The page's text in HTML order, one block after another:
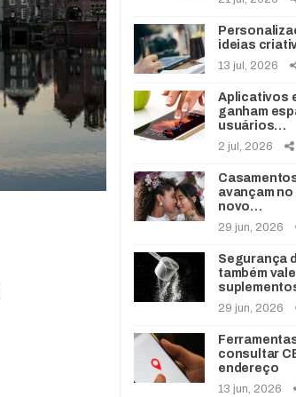
ideias
13 jul, 2026
Aplicativos
ganham
usuários…
2 jul, 2026
avançam
novo…
29 jun, 2026
Segurança
também
29 jun, 2026
consultar
endereço
13 jun, 2026